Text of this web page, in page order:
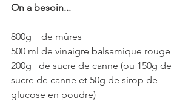
On a besoin...
800g    de mûres
500 ml de vinaigre balsamique rouge
200g   de sucre de canne (ou 150g de
sucre de canne et 50g de sirop de
glucose en poudre)